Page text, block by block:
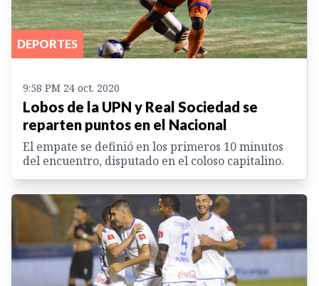
DEPORTES
9:58 PM 24 oct. 2020
Lobos de la UPN y Real Sociedad se
reparten puntos en el Nacional
El empate se definió en los primeros 10 minutos
del encuentro, disputado en el coloso capitalino.